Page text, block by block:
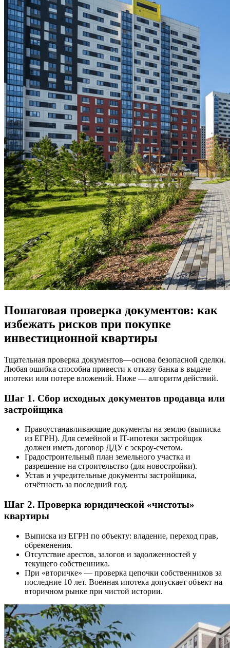
Пошаговая проверка документов: как
избежать рисков при покупке
инвестиционной квартиры
Тщательная проверка документов—основа безопасной сделки.
Любая ошибка способна привести к отказу банка в выдаче
ипотеки или потере вложений. Ниже — алгоритм действий.
Шаг 1. Сбор исходных документов продавца или
застройщика
Правоустанавливающие документы на землю (выписка
из ЕГРН). Для семейной и IT-ипотеки застройщик
должен иметь договор ДДУ с эскроу-счетом.
Градостроительный план земельного участка и
разрешение на строительство (для новостройки).
Устав и учредительные документы застройщика,
отчётность за последний год.
Шаг 2. Проверка юридической «чистоты»
квартиры
Выписка из ЕГРН по объекту: владение, переход прав,
обременения.
Отсутствие арестов, залогов и задолженностей у
текущего собственника.
При «вторичке» — проверка цепочки собственников за
последние 10 лет. Военная ипотека допускает объект на
вторичном рынке при чистой истории.